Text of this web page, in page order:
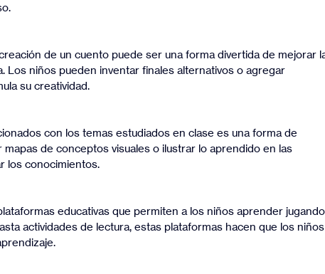
Los niños pueden inventar finales alternativos o agregar
su creatividad.
de conceptos visuales o ilustrar lo aprendido en las
los conocimientos.
actividades de lectura, estas plataformas hacen que los niños